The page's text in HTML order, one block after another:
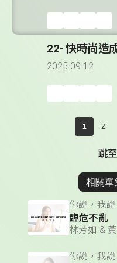
22- 快時尚造
2025-09-12
1 2
跳
相關單
你說，我說
臨危不亂
林芳如 &
你說，我說